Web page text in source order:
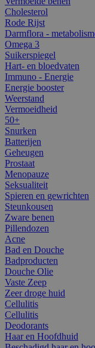
Cholesterol
Rode Rijst
Darmflora -
Omega 3
Suikerspiegel
Hart- en bloedvaten
Immuno - Energie
Energie booster
Weerstand
Vermoeidheid
50+
Snurken
Batterijen
Geheugen
Prostaat
Menopauze
Seksualiteit
Spieren en gewrichten
Steunkousen
Zware benen
Pillendozen
Acne
Bad en Douche
Badproducten
Douche Olie
Vaste Zeep
Zeer droge huid
Cellulitis
Cellulitis
Deodorants
Haar en Hoofdhuid